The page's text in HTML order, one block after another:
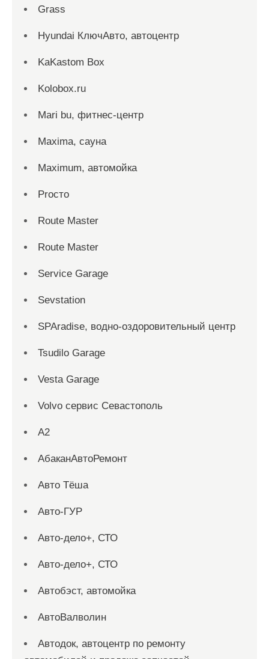
Grass
Hyundai КлючАвто, автоцентр
KaKastom Box
Kolobox.ru
Mari bu, фитнес-центр
Maxima, сауна
Maximum, автомойка
Proсто
Route Master
Route Master
Service Garage
Sevstation
SPAradise, водно-оздоровительный центр
Tsudilo Garage
Vesta Garage
Volvo сервис Севастополь
А2
АбаканАвтоРемонт
Авто Тёша
Авто-ГУР
Авто-дело+, СТО
Авто-дело+, СТО
Автобэст, автомойка
АвтоВалволин
Автодок, автоцентр по ремонту